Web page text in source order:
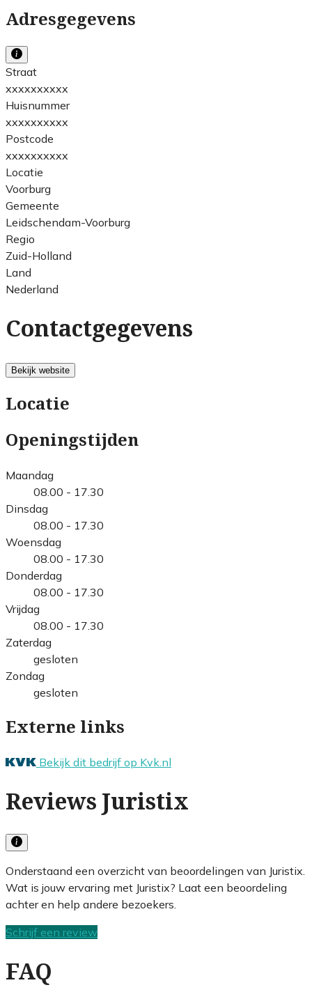
Adresgegevens
Straat
xxxxxxxxxx
Huisnummer
xxxxxxxxxx
Postcode
xxxxxxxxxx
Locatie
Voorburg
Gemeente
Leidschendam-Voorburg
Regio
Zuid-Holland
Land
Nederland
Contactgegevens
Bekijk website
Locatie
Openingstijden
Maandag
08.00 - 17.30
Dinsdag
08.00 - 17.30
Woensdag
08.00 - 17.30
Donderdag
08.00 - 17.30
Vrijdag
08.00 - 17.30
Zaterdag
gesloten
Zondag
gesloten
Externe links
Bekijk dit bedrijf op Kvk.nl
Reviews Juristix
Onderstaand een overzicht van beoordelingen van Juristix.
Wat is jouw ervaring met Juristix? Laat een beoordeling
achter en help andere bezoekers.
Schrijf een review
FAQ